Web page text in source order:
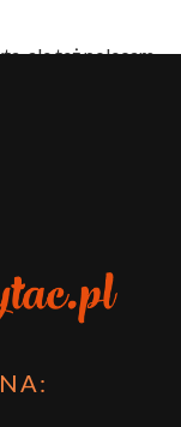
ale też polecam
każdy